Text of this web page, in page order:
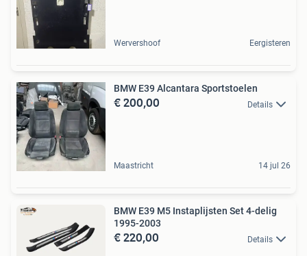
Wervershoof Eergisteren
BMW E39 Alcantara Sportstoelen
€ 200,00 Details
Maastricht 14 jul 26
BMW E39 M5 Instaplijsten Set 4-delig
1995-2003
€ 220,00 Details